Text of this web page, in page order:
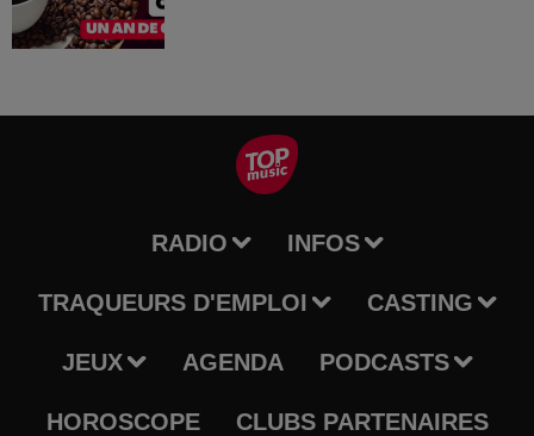
RADIO INFOS
TRAQUEURS D'EMPLOI CASTING
JEUX AGENDA PODCASTS
HOROSCOPE CLUBS PARTENAIRES